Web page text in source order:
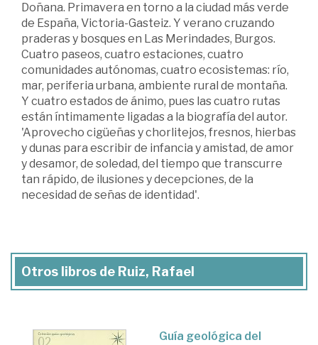
Doñana. Primavera en torno a la ciudad más verde
de España, Victoria-Gasteiz. Y verano cruzando
praderas y bosques en Las Merindades, Burgos.
Cuatro paseos, cuatro estaciones, cuatro
comunidades autónomas, cuatro ecosistemas: río,
mar, periferia urbana, ambiente rural de montaña.
Y cuatro estados de ánimo, pues las cuatro rutas
están íntimamente ligadas a la biografía del autor.
'Aprovecho cigüeñas y chorlitejos, fresnos, hierbas
y dunas para escribir de infancia y amistad, de amor
y desamor, de soledad, del tiempo que transcurre
tan rápido, de ilusiones y decepciones, de la
necesidad de señas de identidad'.
Otros libros de Ruiz, Rafael
Guía geológica del